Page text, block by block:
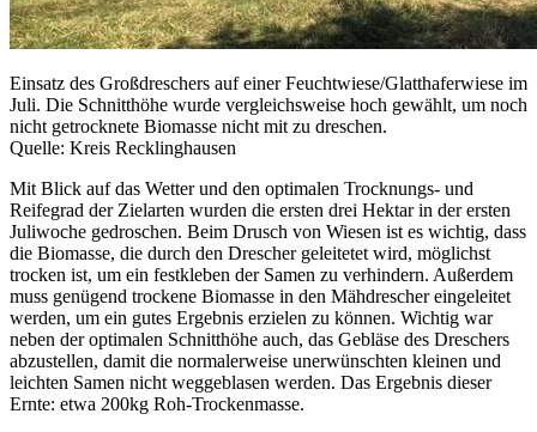
Einsatz des Großdreschers auf einer Feuchtwiese/Glatthaferwiese im
Juli. Die Schnitthöhe wurde vergleichsweise hoch gewählt, um noch
nicht getrocknete Biomasse nicht mit zu dreschen.
Quelle: Kreis Recklinghausen
Mit Blick auf das Wetter und den optimalen Trocknungs- und
Reifegrad der Zielarten wurden die ersten drei Hektar in der ersten
Juliwoche gedroschen. Beim Drusch von Wiesen ist es wichtig, dass
die Biomasse, die durch den Drescher geleitetet wird, möglichst
trocken ist, um ein festkleben der Samen zu verhindern. Außerdem
muss genügend trockene Biomasse in den Mähdrescher eingeleitet
werden, um ein gutes Ergebnis erzielen zu können. Wichtig war
neben der optimalen Schnitthöhe auch, das Gebläse des Dreschers
abzustellen, damit die normalerweise unerwünschten kleinen und
leichten Samen nicht weggeblasen werden. Das Ergebnis dieser
Ernte: etwa 200kg Roh-Trockenmasse.